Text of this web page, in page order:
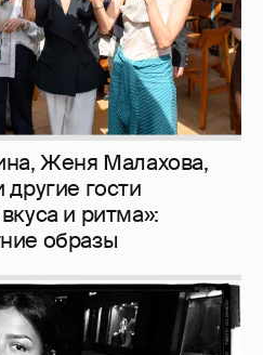
187